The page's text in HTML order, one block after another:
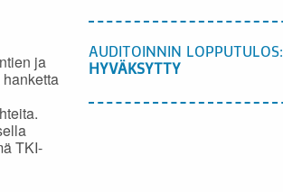
ja
TKI-
AUDITOINNIN LOPPUTULOS:
HYVÄKSYTTY